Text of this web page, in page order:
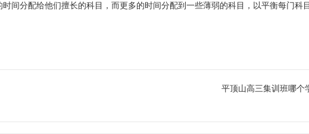
间分配给他们擅长的科目，而更多的时间分配到一些薄弱的科目，以平衡每门科
平顶山高三集训班哪个